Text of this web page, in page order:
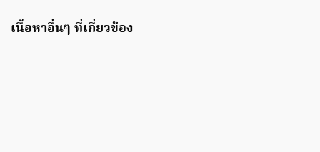
เนื้อหาอื่นๆ ที่เกี่ยวข้อง